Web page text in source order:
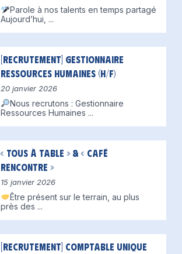
Parole à nos talents en temps partagé
Aujourd’hui, ...
[Recrutement] Gestionnaire
Ressources Humaines (H/F)
20 janvier 2026
Nous recrutons : Gestionnaire
Ressources Humaines ...
« Tous à table » & « Café
Rencontre »
15 janvier 2026
Être présent sur le terrain, au plus
près des ...
[Recrutement] Comptable unique